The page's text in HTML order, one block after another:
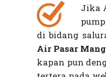
Jika
di bidang
Air Pasar
kapan pun